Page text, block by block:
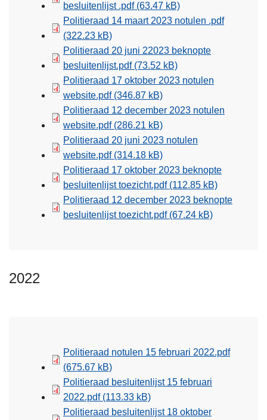
besluitenlijst .pdf (63.47 kB)
Politieraad 14 maart 2023 notulen .pdf
(322.23 kB)
Politieraad 20 juni 22023 beknopte
besluitenlijst.pdf (73.52 kB)
Politieraad 17 oktober 2023 notulen
website.pdf (346.87 kB)
Politieraad 12 december 2023 notulen
website.pdf (286.21 kB)
Politieraad 20 juni 2023 notulen
website.pdf (314.18 kB)
Politieraad 17 oktober 2023 beknopte
besluitenlijst toezicht.pdf (112.85 kB)
Politieraad 12 december 2023 beknopte
besluitenlijst toezicht.pdf (67.24 kB)
2022
Politieraad notulen 15 februari 2022.pdf
(675.67 kB)
Politieraad besluitenlijst 15 februari
2022.pdf (113.33 kB)
Politieraad besluitenlijst 18 oktober